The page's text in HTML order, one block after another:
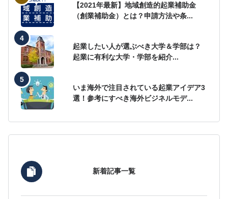
【2021年最新】地域創造的起業補助金
（創業補助金）とは？申請方法や条...
起業したい人が選ぶべき大学＆学部は？
起業に有利な大学・学部を紹介...
いま海外で注目されている起業アイデア3
選！参考にすべき海外ビジネルモデ...
新着記事一覧